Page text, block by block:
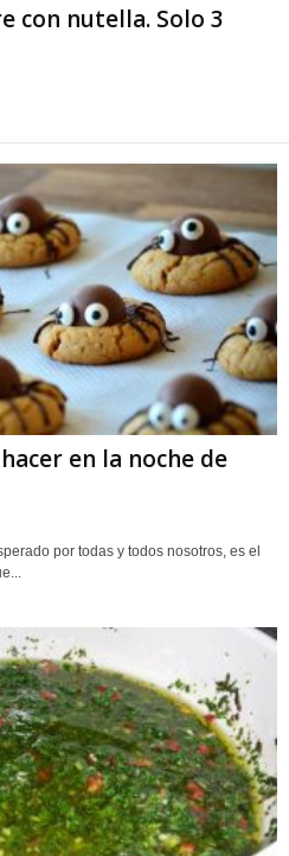
con nutella. Solo 3
en la noche de
por todas y todos nosotros, es el